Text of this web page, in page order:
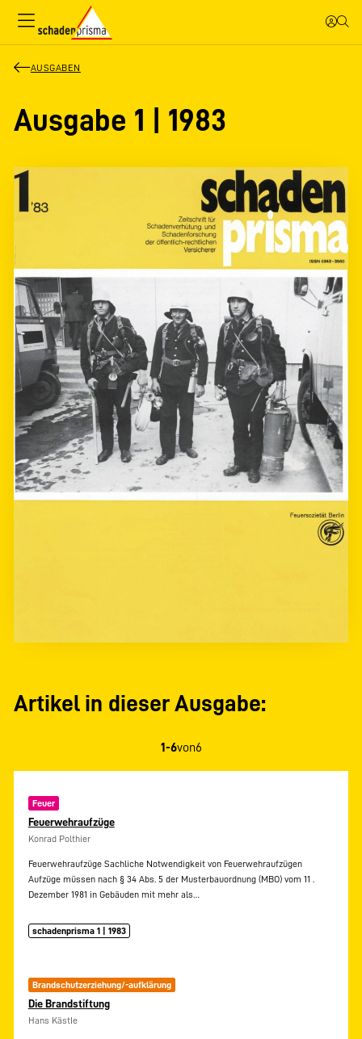
AUSGABEN
Ausgabe 1 | 1983
Artikel in dieser Ausgabe:
1-6von6
Feuer
Feuerwehraufzüge
Konrad Polthier
Feuerwehraufzüge Sachliche Notwendigkeit von Feuerwehraufzügen
Aufzüge müssen nach § 34 Abs. 5 der Musterbauordnung (MBO) vom 11 .
Dezember 1981 in Gebäuden mit mehr als…
schadenprisma 1 | 1983
Brandschutzerziehung/-aufklärung
Die Brandstiftung
Hans KästIe